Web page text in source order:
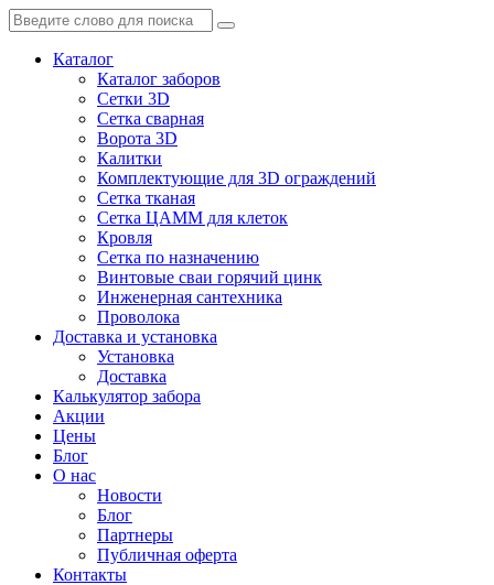
Каталог
Каталог заборов
Сетки 3D
Сетка сварная
Ворота 3D
Калитки
Комплектующие для 3D ограждений
Сетка тканая
Сетка ЦАММ для клеток
Кровля
Сетка по назначению
Винтовые сваи горячий цинк
Инженерная сантехника
Проволока
Доставка и установка
Установка
Доставка
Калькулятор забора
Акции
Цены
Блог
О нас
Новости
Блог
Партнеры
Публичная оферта
Контакты